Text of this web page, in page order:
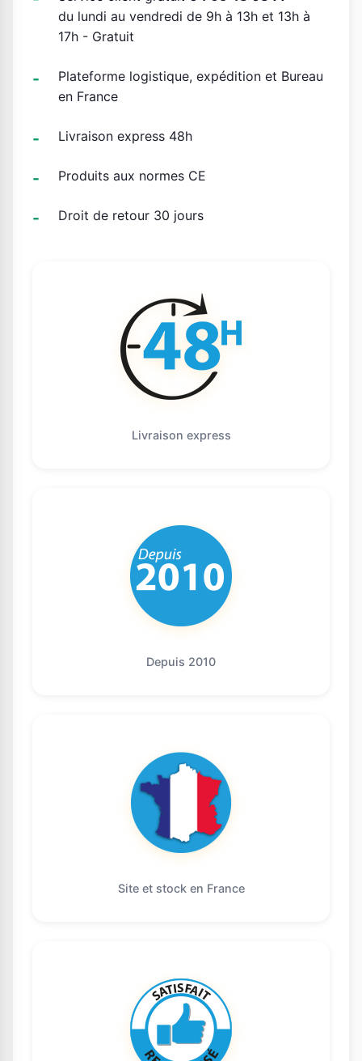
du lundi au vendredi de 9h à 13h et 13h à
17h - Gratuit
Plateforme logistique, expédition et Bureau
en France
Livraison express 48h
Produits aux normes CE
Droit de retour 30 jours
Livraison express
Depuis 2010
Site et stock en France